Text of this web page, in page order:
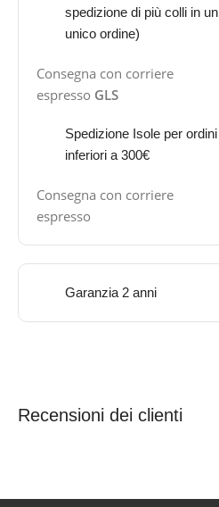
spedizione di più colli in un
unico ordine)
Consegna con corriere
espresso GLS
Spedizione Isole per ordini
inferiori a 300€
Consegna con corriere
espresso
Garanzia 2 anni
Recensioni dei clienti